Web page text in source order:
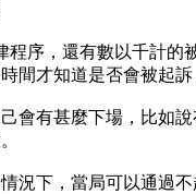
序，還有數以千計
間才知道是否會被起訴
會有甚麼下場，比如
下，當局可以通過